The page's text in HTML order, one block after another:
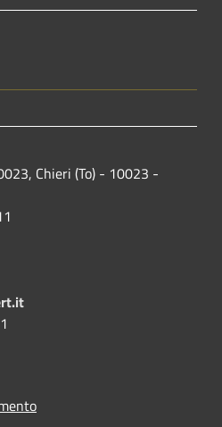
Chieri (To) - 10023 -